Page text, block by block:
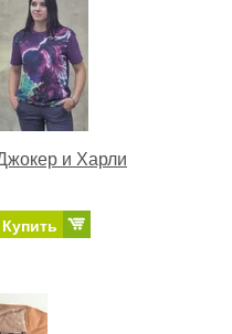
и Харли
Купить